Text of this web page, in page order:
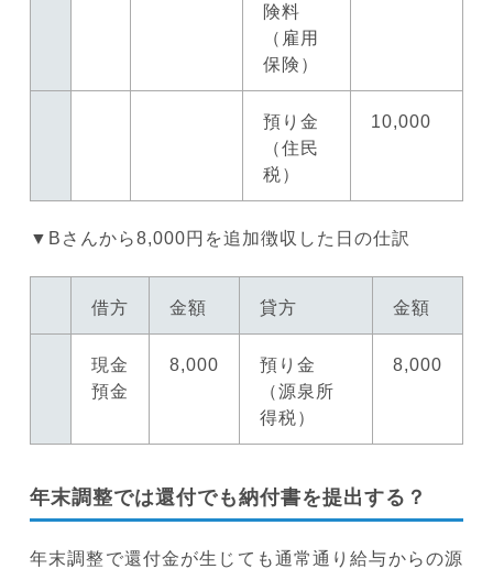
険料
（雇用
保険）
預り金
（住民
税）
10,000
▼Bさんから8,000円を追加徴収した日の仕訳
借方 金額 貸方 金額
現金
預金
8,000
預り金
（源泉所
得税）
8,000
年末調整では還付でも納付書を提出する？
年末調整で還付金が生じても通常通り給与からの源